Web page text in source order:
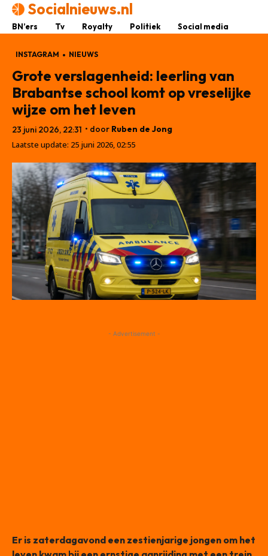
Socialnieuws.nl
BN’ers Tv Royalty Politiek Social media
INSTAGRAM NIEUWS
Grote verslagenheid: leerling van
Brabantse school komt op vreselijke
wijze om het leven
23 juni 2026, 22:31 • door Ruben de Jong
Laatste update: 25 juni 2026, 02:55
- Advertisement -
Er is zaterdagavond een zestienjarige jongen om het